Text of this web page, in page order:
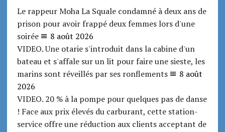
Le rappeur Moha La Squale condamné à deux ans de
prison pour avoir frappé deux femmes lors d'une
soirée
8 août 2026
VIDEO. Une otarie s'introduit dans la cabine d'un
bateau et s'affale sur un lit pour faire une sieste, les
marins sont réveillés par ses ronflements
8 août
2026
VIDEO. 20 % à la pompe pour quelques pas de danse
! Face aux prix élevés du carburant, cette station-
service offre une réduction aux clients acceptant de